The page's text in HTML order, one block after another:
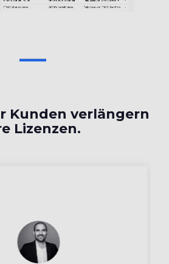
Kunden verlängern
Lizenzen.